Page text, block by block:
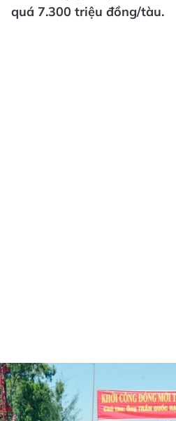
quá 7.300 triệu đồng/tàu.